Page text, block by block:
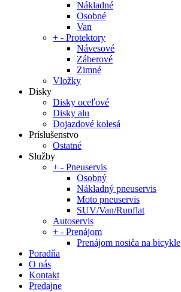
Nákladné
Osobné
Van
+ - Protektory
Návesové
Záberové
Zimné
Vložky
Disky
Disky oceľové
Disky alu
Dojazdové kolesá
Príslušenstvo
Ostatné
Služby
+ - Pneuservis
Osobný
Nákladný pneuservis
Moto pneuservis
SUV/Van/Runflat
Autoservis
+ - Prenájom
Prenájom nosiča na bicykle
Poradňa
O nás
Kontakt
Predajne